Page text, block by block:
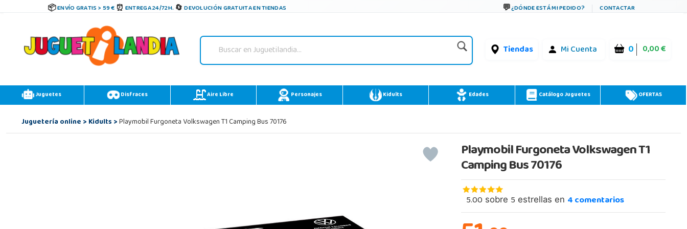
ENVÍO GRATIS > 59 € ENTREGA 24/72H. DEVOLUCIÓN GRATUITA EN TIENDAS ¿DÓNDE ESTÁ MI PEDIDO? CONTACTAR
Tiendas Mi Cuenta 0 0,00 €
Juguetes Disfraces Aire Libre Personajes Kidults Edades Catálogo Juguetes OFERTAS
Juguetería online>Kidults>Playmobil Furgoneta Volkswagen T1 Camping Bus 70176
Playmobil Furgoneta Volkswagen T1
Camping Bus 70176
5.00 sobre 5 estrellas en 4comentarios